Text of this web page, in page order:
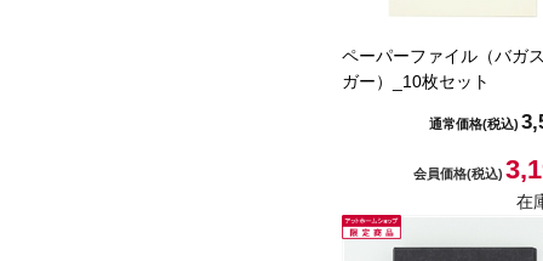
ペーパーファイル（バガ
ガー）_10枚セット
通常価格(税込)
会員価格(税込)
在